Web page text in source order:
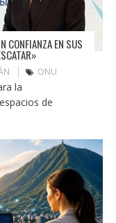
CONFIANZA EN SUS
ONU
la
de